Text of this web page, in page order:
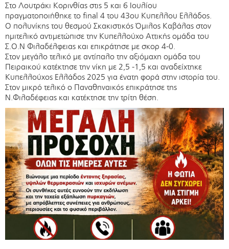
Στο Λουτράκι Κορινθίας στις 5 και 6 Ιουλίου
πραγματοποιήθηκε το final 4 του 43ου Κυπελλου Ελλάδος.
Ο πολυνίκης του θεσμού Σκακιστικός Όμιλος Καβάλας στον
ημιτελικό αντιμετώπισε την Κυπελλούχο Αττικής ομάδα του
Σ.Ο.Ν Φιλαδέλφειας και επικράτησε με σκορ 4-0.
Στον μεγάλο τελικό με αντίπαλο την αξιόμαχη ομάδα του
Πειραικού κατέκτησε την νίκη με 2,5 -1,5 και αναδείχτηκε
Κυπελλούχος Ελλάδος 2025 για ένατη φορά στην ιστορία του.
Στον μικρό τελικό ο Παναθηναικός επικράτησε της
Ν.Φιλαδέφειας και κατέκτησε την τρίτη θέση.